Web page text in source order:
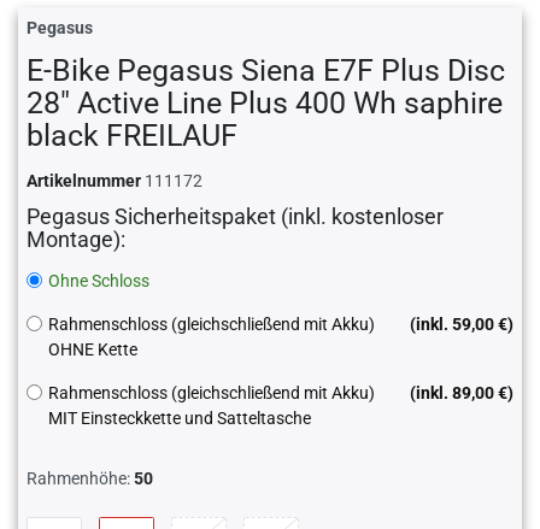
Pegasus
E-Bike Pegasus Siena E7F Plus Disc
28" Active Line Plus 400 Wh saphire
black FREILAUF
Artikelnummer 111172
Pegasus Sicherheitspaket (inkl. kostenloser
Montage):
Ohne Schloss
Rahmenschloss (gleichschließend mit Akku)
OHNE Kette
(inkl. 59,00 €)
Rahmenschloss (gleichschließend mit Akku)
MIT Einsteckkette und Satteltasche
(inkl. 89,00 €)
Rahmenhöhe:50